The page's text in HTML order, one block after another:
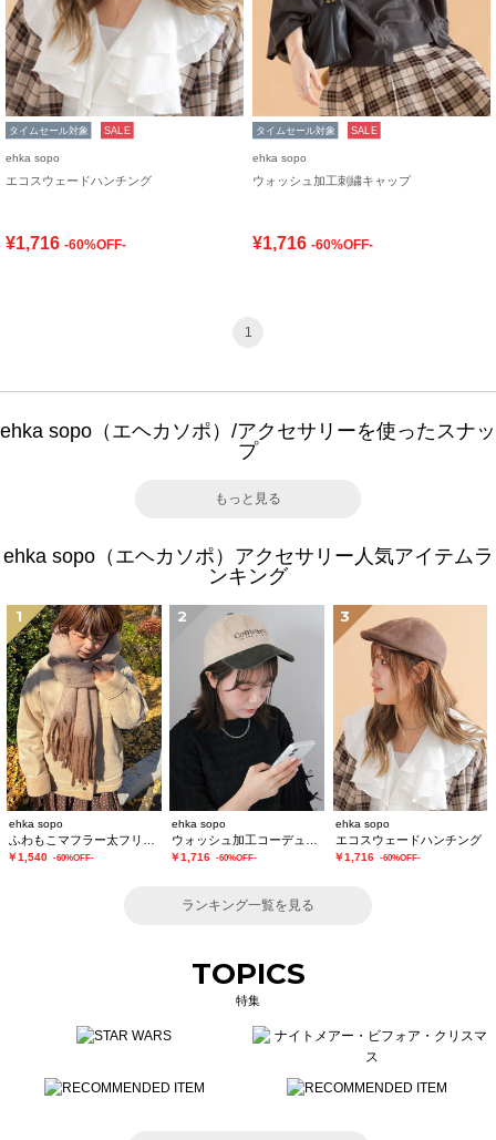
タイムセール対象 SALE
ehka sopo
エコスウェードハンチング
¥1,716 -60%OFF-
タイムセール対象 SALE
ehka sopo
ウォッシュ加工刺繍キャップ
¥1,716 -60%OFF-
1
ehka sopo（エヘカソポ）/アクセサリーを使ったスナッ
プ
もっと見る
ehka sopo（エヘカソポ）アクセサリー人気アイテムラ
ンキング
1
ehka sopo
￥1,540 -60%OFF-
2
ehka sopo
￥1,716 -60%OFF-
3
ehka sopo
エコスウェードハンチング
￥1,716 -60%OFF-
ランキング一覧を見る
TOPICS
特集